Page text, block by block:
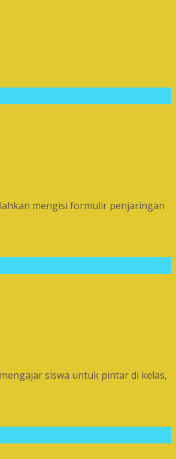
mengisi formulir penjaringan
mengajar siswa untuk pintar di kelas,